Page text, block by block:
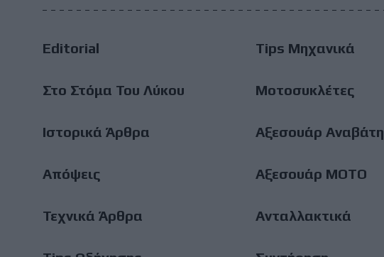
Main
Menu
Editorial
Στο Στόμα Του Λύκου
Ιστορικά Άρθρα
Απόψεις
Τεχνικά Άρθρα
Tips Μηχανικά
Μοτοσυκλέτες
Αξεσουάρ Αναβάτη
Αξεσουάρ ΜΟΤΟ
Ανταλλακτικά